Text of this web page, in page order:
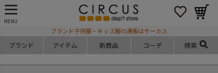
MENU
ブランド子供服・キッズ服の通販はサーカス
ブランド アイテム 新商品 コーデ 検索